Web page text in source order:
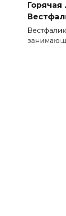
Горячая